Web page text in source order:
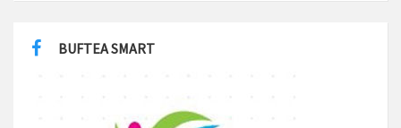
BUFTEA SMART